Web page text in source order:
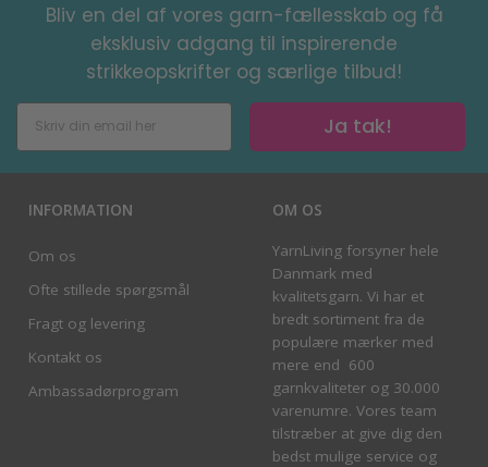
Bliv en del af vores garn-fællesskab og få
eksklusiv adgang til inspirerende
strikkeopskrifter og særlige tilbud!
Ja tak!
INFORMATION
Om os
Ofte stillede spørgsmål
Fragt og levering
Kontakt os
Ambassadørprogram
OM OS
YarnLiving forsyner hele
Danmark med
kvalitetsgarn. Vi har et
bredt sortiment fra de
populære mærker med
mere end 600
garnkvaliteter og 30.000
varenumre. Vores team
tilstræber at give dig den
bedst mulige service og